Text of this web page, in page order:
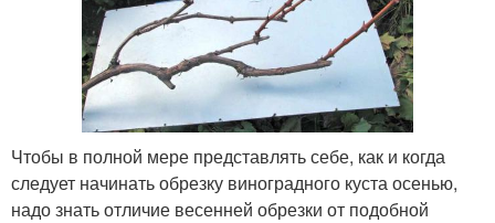
Чтобы в полной мере представлять себе, как и когда
следует начинать обрезку виноградного куста осенью,
надо знать отличие весенней обрезки от подобной